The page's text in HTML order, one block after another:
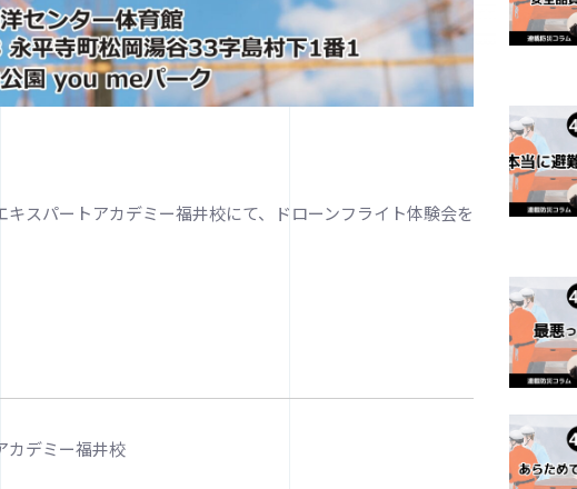
キスパートアカデミー福井校にて、ドローンフライト体験会を
カデミー福井校